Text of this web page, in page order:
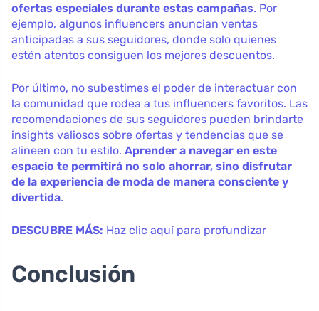
ofertas especiales durante estas campañas. Por
ejemplo, algunos influencers anuncian ventas
anticipadas a sus seguidores, donde solo quienes
estén atentos consiguen los mejores descuentos.
Por último, no subestimes el poder de interactuar con
la comunidad que rodea a tus influencers favoritos. Las
recomendaciones de sus seguidores pueden brindarte
insights valiosos sobre ofertas y tendencias que se
alineen con tu estilo. Aprender a navegar en este
espacio te permitirá no solo ahorrar, sino disfrutar
de la experiencia de moda de manera consciente y
divertida.
DESCUBRE MÁS: Haz clic aquí para profundizar
Conclusión